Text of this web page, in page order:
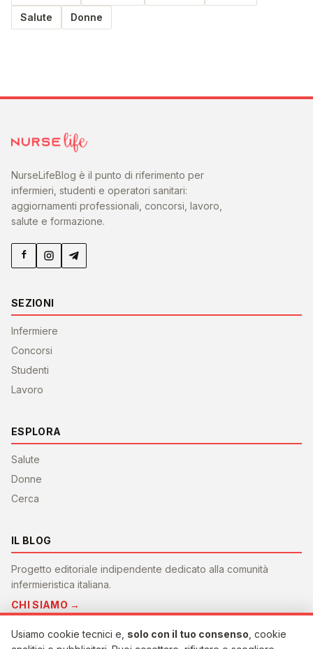
Salute
Donne
NurseLifeBlog è il punto di riferimento per
infermieri, studenti e operatori sanitari:
aggiornamenti professionali, concorsi, lavoro,
salute e formazione.
SEZIONI
Infermiere
Concorsi
Studenti
Lavoro
ESPLORA
Salute
Donne
Cerca
IL BLOG
Progetto editoriale indipendente dedicato alla comunità
infermieristica italiana.
CHI SIAMO →
Usiamo cookie tecnici e, solo con il tuo consenso , cookie